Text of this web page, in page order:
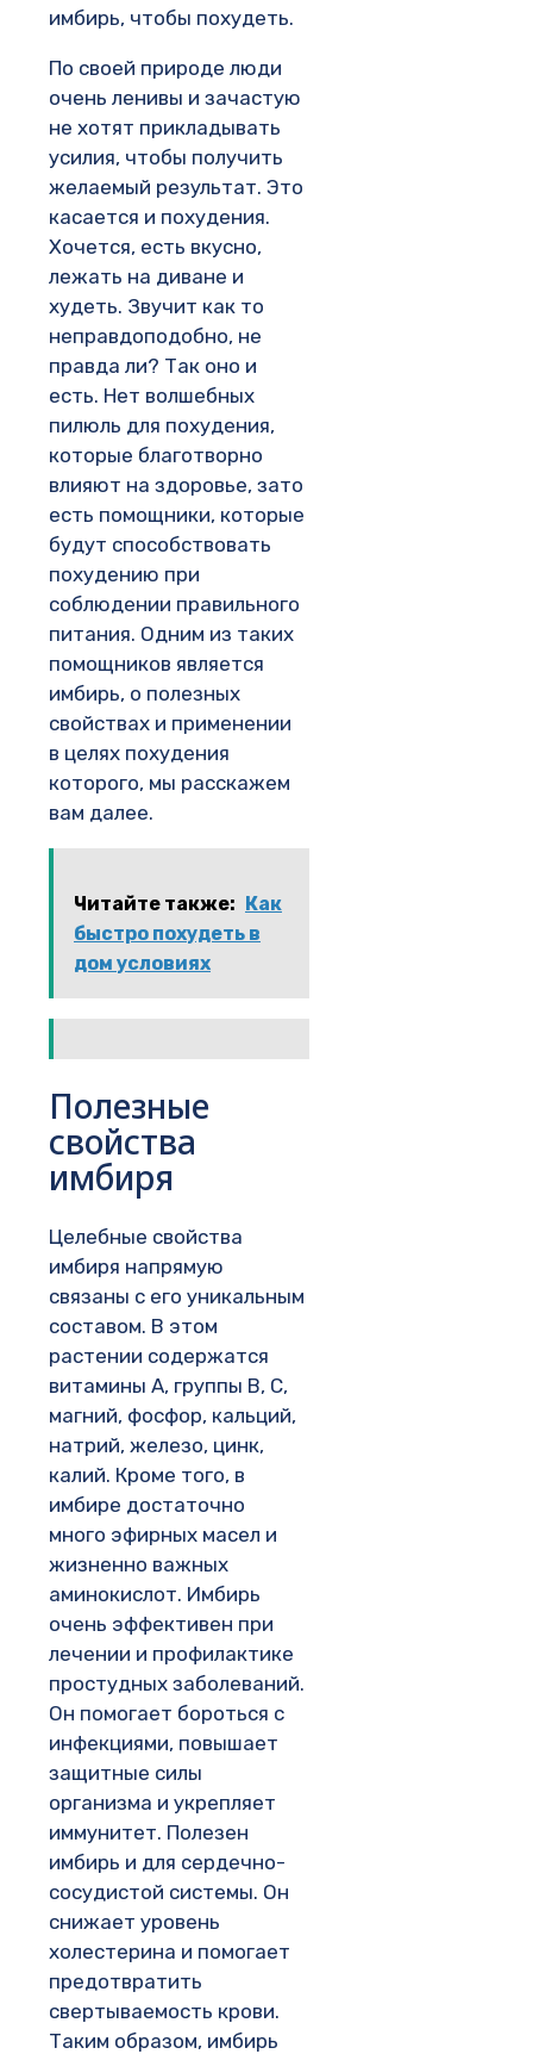
имбирь, чтобы похудеть.
По своей природе люди
очень ленивы и зачастую
не хотят прикладывать
усилия, чтобы получить
желаемый результат. Это
касается и похудения.
Хочется, есть вкусно,
лежать на диване и
худеть. Звучит как то
неправдоподобно, не
правда ли? Так оно и
есть. Нет волшебных
пилюль для похудения,
которые благотворно
влияют на здоровье, зато
есть помощники, которые
будут способствовать
похудению при
соблюдении правильного
питания. Одним из таких
помощников является
имбирь, о полезных
свойствах и применении
в целях похудения
которого, мы расскажем
вам далее.
Читайте также:
Как
быстро похудеть в
дом условиях
Полезные
свойства
имбиря
Целебные свойства
имбиря напрямую
связаны с его уникальным
составом. В этом
растении содержатся
витамины А, группы В, С,
магний, фосфор, кальций,
натрий, железо, цинк,
калий. Кроме того, в
имбире достаточно
много эфирных масел и
жизненно важных
аминокислот. Имбирь
очень эффективен при
лечении и профилактике
простудных заболеваний.
Он помогает бороться с
инфекциями, повышает
защитные силы
организма и укрепляет
иммунитет. Полезен
имбирь и для сердечно-
сосудистой системы. Он
снижает уровень
холестерина и помогает
предотвратить
свертываемость крови.
Таким образом, имбирь